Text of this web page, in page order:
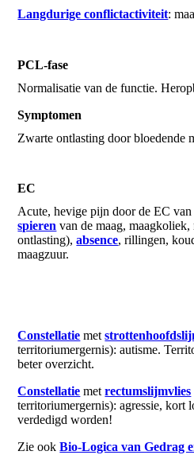
Langdurige conflictactiviteit:
PCL-fase
Normalisatie van de functie.
Symptomen
Zwarte ontlasting door bloedende
EC
Acute, hevige pijn door de EC
spieren van de maag,
ontlasting),absence, rillingen,
maagzuur.
Constellatie met
territoriumergernis): autisme.
beter overzicht.
Constellatie metrectumslijmvlies
territoriumergernis): agressie, kort
verdedigd worden!
Zie ookBio-Logica van Gedrag